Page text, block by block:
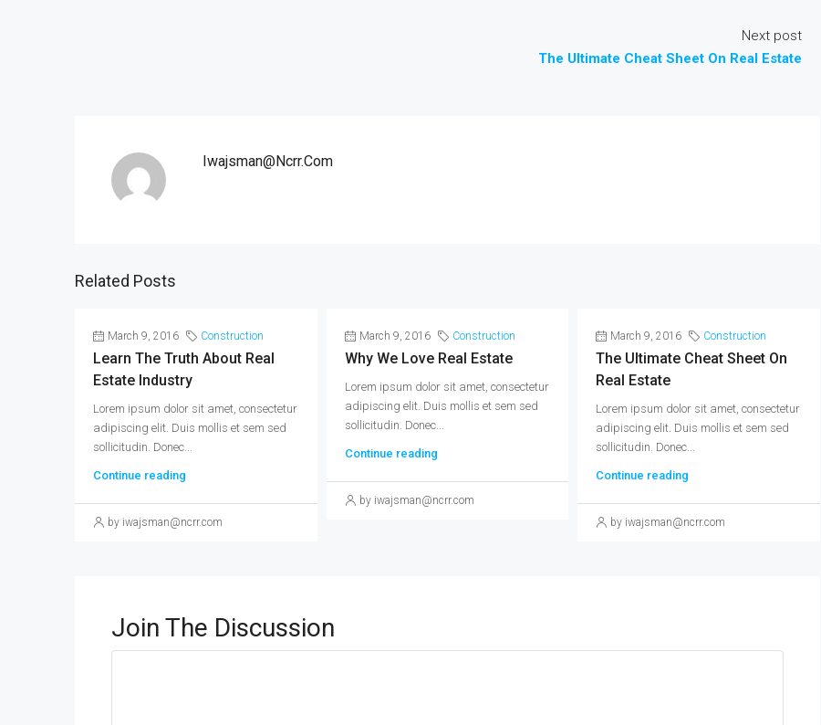
Next post
The Ultimate Cheat Sheet On Real Estate
Iwajsman@ncrr.com
Related Posts
March 9, 2016 Construction
Learn The Truth About Real
Estate Industry
Lorem ipsum dolor sit amet, consectetur
adipiscing elit. Duis mollis et sem sed
sollicitudin. Donec...
Continue reading
by iwajsman@ncrr.com
March 9, 2016 Construction
Why We Love Real Estate
Lorem ipsum dolor sit amet, consectetur
adipiscing elit. Duis mollis et sem sed
sollicitudin. Donec...
Continue reading
by iwajsman@ncrr.com
March 9, 2016 Construction
The Ultimate Cheat Sheet On
Real Estate
Lorem ipsum dolor sit amet, consectetur
adipiscing elit. Duis mollis et sem sed
sollicitudin. Donec...
Continue reading
by iwajsman@ncrr.com
Join The Discussion